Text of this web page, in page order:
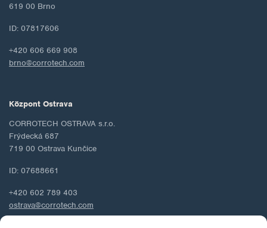
619 00 Brno
ID: 07817606
+420 606 669 908
brno@corrotech.com
Központ Ostrava
CORROTECH OSTRAVA s.r.o.
Frýdecká 687
719 00 Ostrava Kunčice
ID: 07688661
+420 602 789 403
ostrava@corrotech.com